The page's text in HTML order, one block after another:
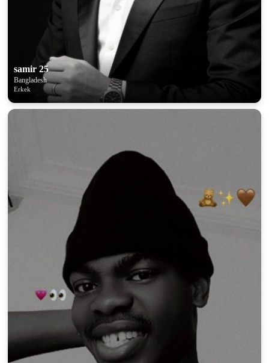
samir 25
Bangladesh
Erkek